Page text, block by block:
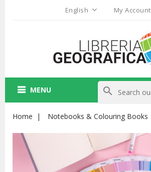
English My Account
MENU search
Home Notebooks & Colouring Books